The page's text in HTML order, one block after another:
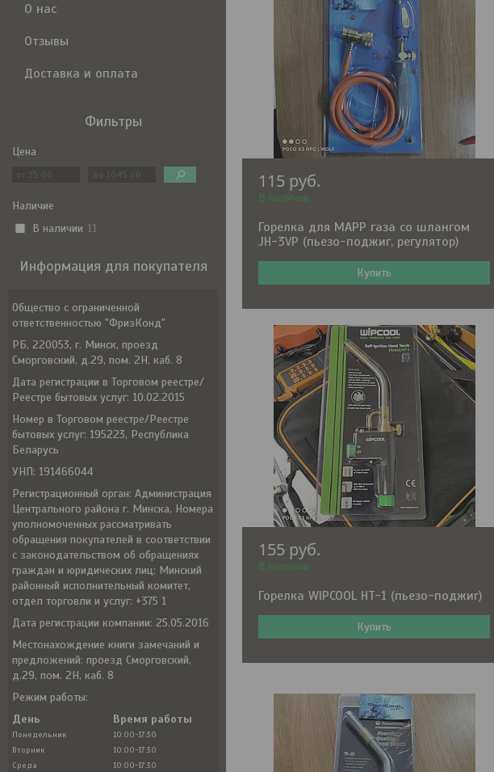
115 руб.
В наличии
Горелка для MAPP газа со шлангом
JH-3VP (пьезо-поджиг, регулятор)
Купить
155 руб.
В наличии
Горелка WIPCOOL HT-1 (пьезо-поджиг)
Купить
О нас
Отзывы
Доставка и оплата
Фильтры
Цена
Наличие
В наличии 11
Информация для покупателя
Общество с ограниченной
ответственностью "ФризКонд"
РБ, 220053, г. Минск, проезд
Сморговский, д.29, пом. 2Н, каб. 8
Дата регистрации в Торговом реестре/
Реестре бытовых услуг: 10.02.2015
Номер в Торговом реестре/Реестре
бытовых услуг: 195223, Республика
Беларусь
УНП: 191466044
Регистрационный орган: Администрация
Центрального района г. Минска, Номера
уполномоченных рассматривать
обращения покупателей в соответствии
с законодательством об обращениях
граждан и юридических лиц: Минский
районный исполнительный комитет,
отдел торговли и услуг: +375 1
Дата регистрации компании: 25.05.2016
Местонахождение книги замечаний и
предложений: проезд Сморговский,
д.29, пом. 2Н, каб. 8
Режим работы:
День
Время работы
Понедельник
10:00-17:30
Вторник
10:00-17:30
Среда
10:00-17:30